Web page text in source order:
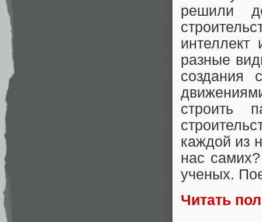
решили
разные
создания
строить
каждой из
нас
ученых.
Читать